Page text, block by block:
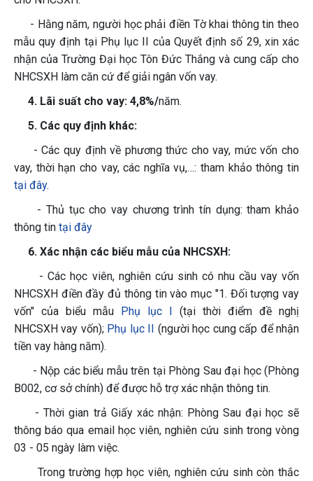
- Hằng năm, người học phải điền Tờ khai thông tin theo
mẫu quy định tại Phụ lục II của Quyết định số 29, xin xác
nhận của Trường Đại học Tôn Đức Thắng và cung cấp cho
NHCSXH làm căn cứ để giải ngân vốn vay.
4. Lãi suất cho vay: 4,8%/năm.
5. Các quy định khác:
- Các quy định về phương thức cho vay, mức vốn cho
vay, thời hạn cho vay, các nghĩa vụ,…: tham khảo thông tin
tại đây.
- Thủ tục cho vay chương trình tín dụng: tham khảo
thông tin tại đây
6. Xác nhận các biểu mẫu của NHCSXH:
- Các học viên, nghiên cứu sinh có nhu cầu vay vốn
NHCSXH điền đầy đủ thông tin vào mục "1. Đối tượng vay
vốn" của biểu mẫu Phụ lục I (tại thời điểm đề nghị
NHCSXH vay vốn); Phụ lục II (người học cung cấp để nhận
tiền vay hàng năm).
- Nộp các biểu mẫu trên tại Phòng Sau đại học (Phòng
B002, cơ sở chính) để được hỗ trợ xác nhận thông tin.
- Thời gian trả Giấy xác nhận: Phòng Sau đại học sẽ
thông báo qua email học viên, nghiên cứu sinh trong vòng
03 - 05 ngày làm việc.
Trong trường hợp học viên, nghiên cứu sinh còn thắc